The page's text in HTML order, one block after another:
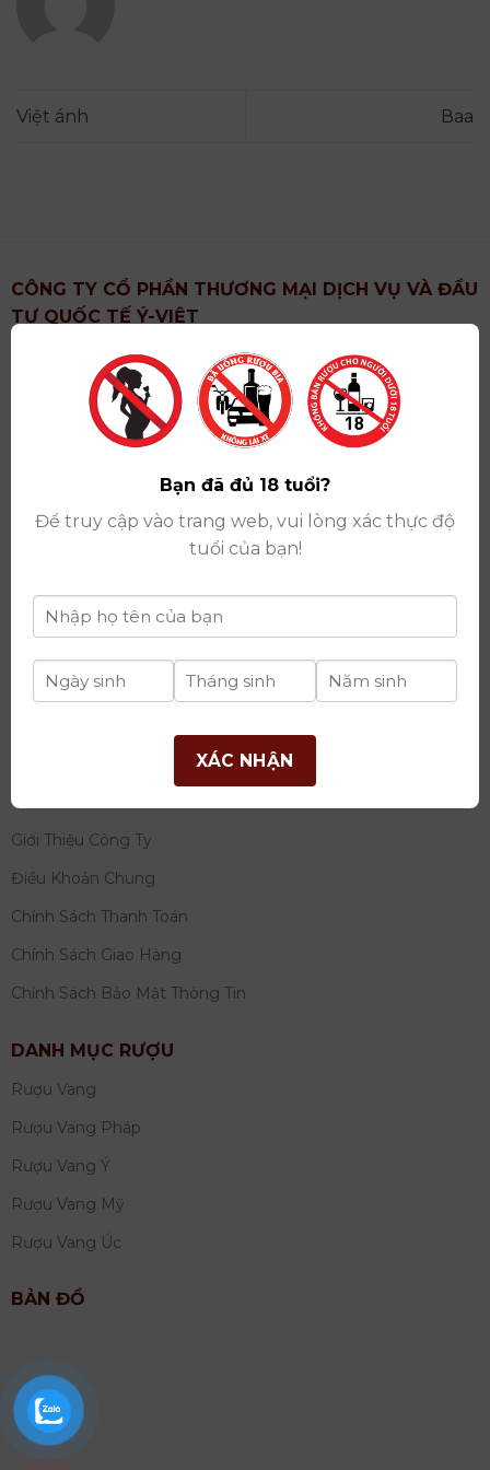
Việt ánh Ваа
CÔNG TY CỔ PHẦN THƯƠNG MẠI DỊCH VỤ VÀ ĐẦU
TƯ QUỐC TẾ Ý-VIỆT
: Khu 6, Xã Hoài Đức, Thành Phố Hà Nội
Showroom: Số 09 Phố Liễu Giai, Phường Ngọc Hà,
Thành Phố Hà Nội
Giấy ĐKKD số: 0102751615 do Sở Tài Chính Thành
Phố Hà Nội cấp lần đầu ngày 07/05/2008,đăng ký
thay đổi lần thứ 17 ngày 06/08/2025
Giấy phép Phân Phối Rượu số : 529/GP-BCT do Bộ
Công Thương cấp ngày 14/11/2022
Ngân hàng:Ngân hàng TMCP Đầu tư và phát triển
Việt Nam (BIDV)
tư quốc tế Ý-Việt
Tây Hồ, TP Hà Nội
THÔNG TIN
Giới Thiệu Công Ty
Điều Khoản Chung
Chính Sách Thanh Toán
Chính Sách Giao Hàng
Chính Sách Bảo Mật Thông Tin
DANH MỤC RƯỢU
Rượu Vang
Rượu Vang Pháp
Rượu Vang Ý
Rượu Vang Mỹ
Rượu Vang Úc
BẢN ĐỒ
Bạn đã đủ 18 tuổi?
Để truy cập vào trang web, vui lòng xác thực độ
tuổi của bạn!
XÁC NHẬN